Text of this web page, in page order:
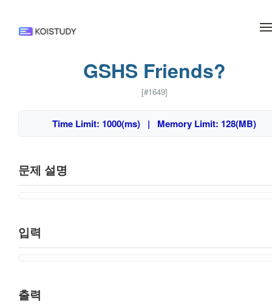
GSHS Friends?
[#1649]
Time Limit: 1000(ms) | Memory Limit: 128(MB)
문제 설명
입력
출력